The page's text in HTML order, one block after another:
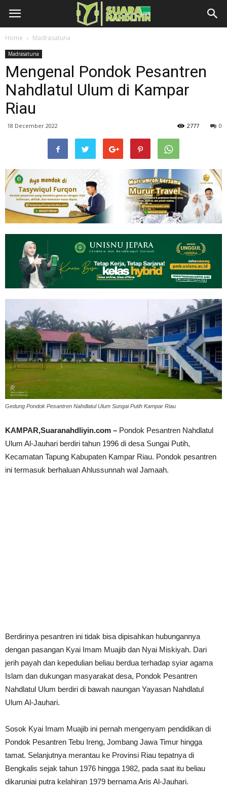
Home Madrasatuna
Madrasatuna
Mengenal Pondok Pesantren
Nahdlatul Ulum di Kampar
Riau
18 December 2022 0
2777
Gedung Pondok Pesantren Nahdlatul Ulum Sungai Putih Kampar Riau
KAMPAR,Suaranahdliyin.com – Pondok Pesantren Nahdlatul
Ulum Al-Jauhari berdiri tahun 1996 di desa Sungai Putih,
Kecamatan Tapung Kabupaten Kampar Riau. Pondok pesantren
ini termasuk berhaluan Ahlussunnah wal Jamaah.
Berdirinya pesantren ini tidak bisa dipisahkan hubungannya
dengan pasangan Kyai Imam Muajib dan Nyai Miskiyah. Dari
jerih payah dan kepedulian beliau berdua terhadap syiar agama
Islam dan dukungan masyarakat desa, Pondok Pesantren
Nahdlatul Ulum berdiri di bawah naungan Yayasan Nahdlatul
Ulum Al-Jauhari.
Sosok Kyai Imam Muajib ini pernah mengenyam pendidikan di
Pondok Pesantren Tebu Ireng, Jombang Jawa Timur hingga
tamat. Selanjutnya merantau ke Provinsi Riau tepatnya di
Bengkalis sejak tahun 1976 hingga 1982, pada saat itu beliau
dikaruniai putra kelahiran 1979 bernama Aris Al-Jauhari.